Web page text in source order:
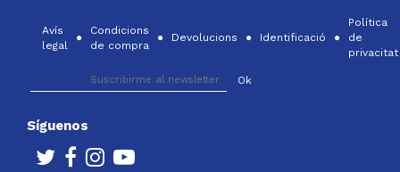
Avís
legal
Condicions
de compra
Devolucions Identificació
Política
de
privacitat
Síguenos